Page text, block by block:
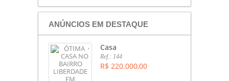
ANÚNCIOS EM DESTAQUE
, Casa
Ref.: 144
R$ 220.000,00